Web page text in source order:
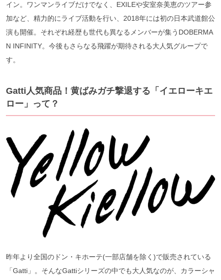
イン。ワンマンライブだけでなく、EXILEや安室奈美恵のツアー参
加など、精力的にライブ活動を行い、2018年には初の日本武道館公
演も開催。それぞれ経歴も世代も異なるメンバーが集うDOBERMA
N INFINITY。今後もさらなる飛躍が期待される大人気グループで
す。
Gatti人気商品！黄ばみガチ撃退する「イエローキエ
ロー」って？
昨年より全国のドン・キホーテ(一部店舗を除く)で販売されている
「Gatti」。そんなGattiシリーズの中でも大人気なのが、カラーシャ